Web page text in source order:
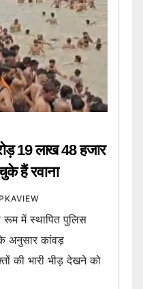
19 लाख 48 हजार
हैं रवाना
रूम में स्थापित पुलिस
अनुसार कांवड़
की भारी भीड़ देखने को